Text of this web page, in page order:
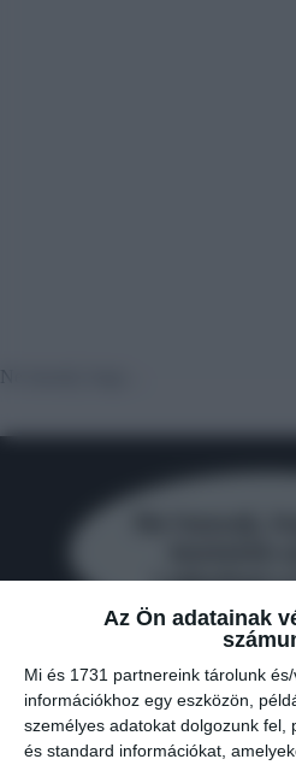
Az Ön adatainak
Mi és 1731 partnereink tárolunk
információkhoz egy eszközön,
személyes adatokat dolgozunk fel,
és standard információkat,